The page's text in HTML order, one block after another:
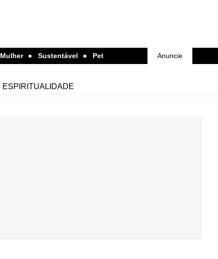
Mulher Sustentável Pet Anuncie
ESPIRITUALIDADE